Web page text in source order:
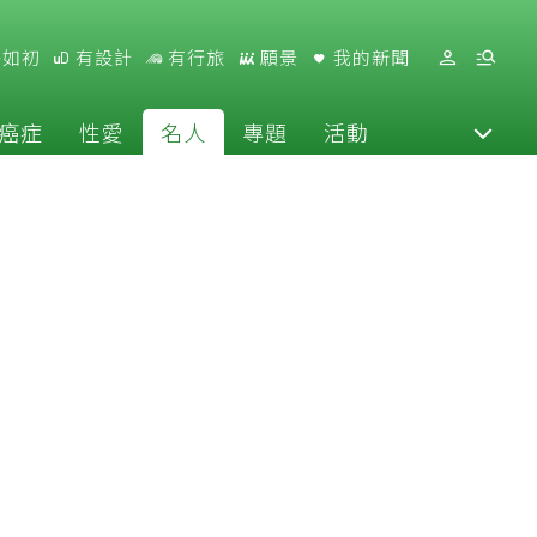
初 有設計 有行旅 願景 我的新聞
症 性愛 名人 專題 活動